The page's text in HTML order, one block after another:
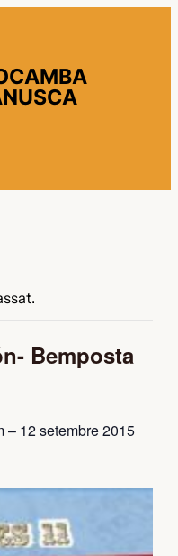
Bemposta
– 12 setembre 2015